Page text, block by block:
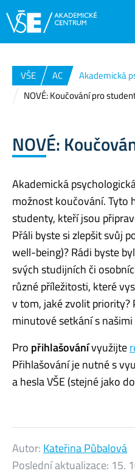
VŠE AC
Akademická
NOVÉ: Koučování pro
NOVÉ:
Akademická
možnost koučování. Tyto
studenty, kteří jsou
Přáli byste si zlepšit svůj
well-being)? Rádi byste
svých studijních či
různé příležitosti, které
v tom, jaké zvolit priority?
minutové setkání s
Pro přihlašovánívyužijte
Přihlašování je nutné s
a hesla VŠE (stejné jako
Autor: Kateřina Půbalová
Poslední aktualizace: 15.